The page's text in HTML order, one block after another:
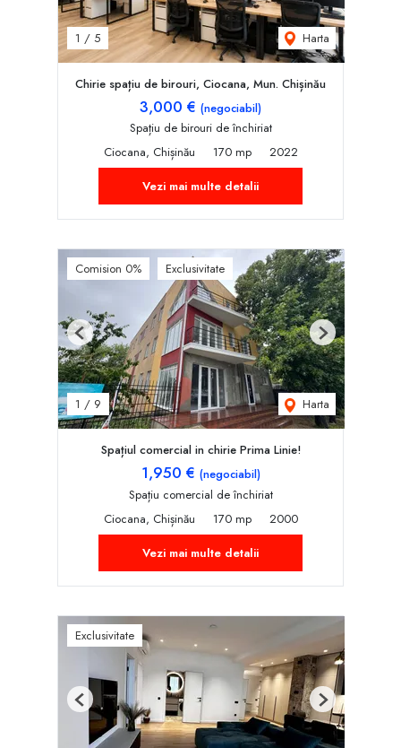
1 / 5 Harta
Chirie spațiu de birouri, Ciocana, Mun. Chișinău
3,000 € (negociabil)
Spațiu de birouri de închiriat
Ciocana, Chișinău
170 mp
2022
Vezi mai multe detalii
Comision 0% Exclusivitate
1 / 9 Harta
Previous Next
Spațiul comercial in chirie Prima Linie!
1,950 € (negociabil)
Spațiu comercial de închiriat
Ciocana, Chișinău
170 mp
2000
Vezi mai multe detalii
Exclusivitate
Previous Next